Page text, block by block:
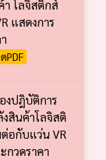
โลจิสติกส์
แสดงการ
PDF
งปฎิบัติการ
สินค้าโลจิสติ
อกับแว่น VR
กวดราคา